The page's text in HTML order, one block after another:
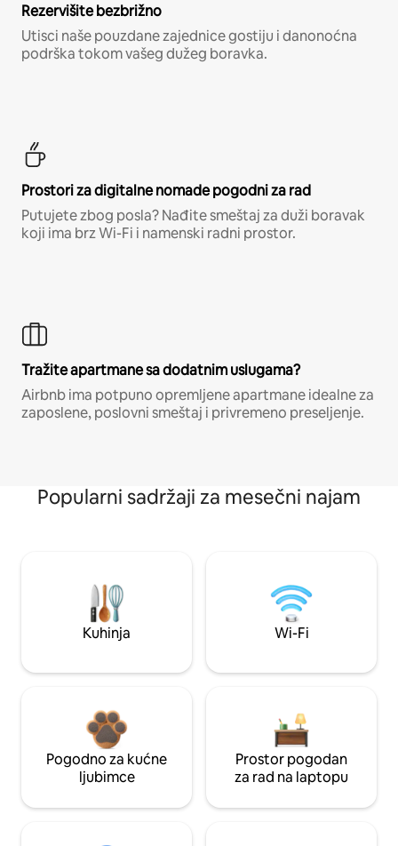
Rezervišite bezbrižno
Utisci naše pouzdane zajednice gostiju i danonoćna
podrška tokom vašeg dužeg boravka.
Prostori za digitalne nomade pogodni za rad
Putujete zbog posla? Nađite smeštaj za duži boravak
koji ima brz Wi-Fi i namenski radni prostor.
Tražite apartmane sa dodatnim uslugama?
Airbnb ima potpuno opremljene apartmane idealne za
zaposlene, poslovni smeštaj i privremeno preseljenje.
Popularni sadržaji za mesečni najam
Kuhinja Wi-Fi
Pogodno za kućne
ljubimce
Prostor pogodan
za rad na laptopu